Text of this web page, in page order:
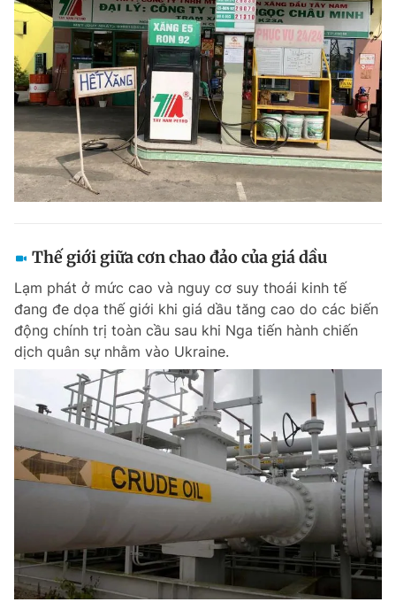
Thế giới giữa cơn chao đảo của giá dầu
Lạm phát ở mức cao và nguy cơ suy thoái kinh tế
đang đe dọa thế giới khi giá dầu tăng cao do các biến
động chính trị toàn cầu sau khi Nga tiến hành chiến
dịch quân sự nhằm vào Ukraine.